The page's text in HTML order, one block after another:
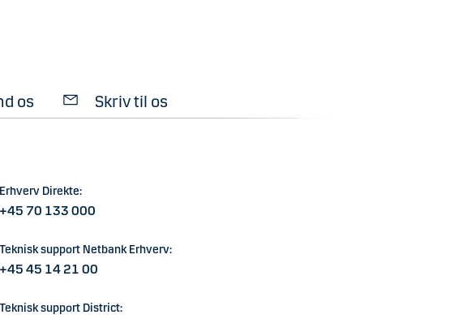
os Skriv til os
Erhverv Direkte:
+45 70 133 000
Teknisk support Netbank Erhverv:
+45 45 14 21 00
Teknisk support District: